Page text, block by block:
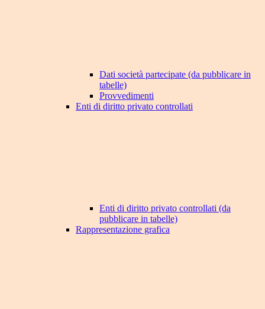
Dati società partecipate (da pubblicare in
tabelle)
Provvedimenti
Enti di diritto privato controllati
Enti di diritto privato controllati (da
pubblicare in tabelle)
Rappresentazione grafica